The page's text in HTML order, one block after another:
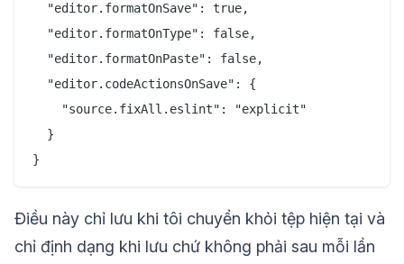
  "editor.formatOnSave": true,
  "editor.formatOnType": false,
  "editor.formatOnPaste": false,
  "editor.codeActionsOnSave": {
    "source.fixAll.eslint": "explicit"
  }
Điều này chỉ lưu khi tôi chuyển khỏi tệp hiện tại và
chỉ định dạng khi lưu chứ không phải sau mỗi lần